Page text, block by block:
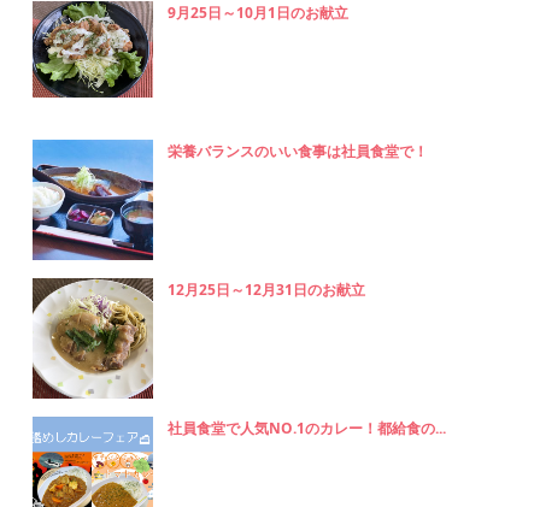
9月25日～10月1日のお献立
栄養バランスのいい食事は社員食堂で！
12月25日～12月31日のお献立
社員食堂で人気NO.1のカレー！都給食の...